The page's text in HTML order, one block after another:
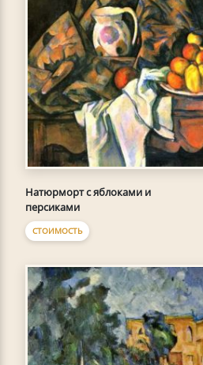
Натюрморт с яблоками и
персиками
СТОИМОСТЬ